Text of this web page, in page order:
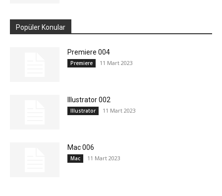
Popüler Konular
Premiere 004
Premiere 11 Mart 2023
Illustrator 002
Illustrator 11 Mart 2023
Mac 006
Mac 11 Mart 2023